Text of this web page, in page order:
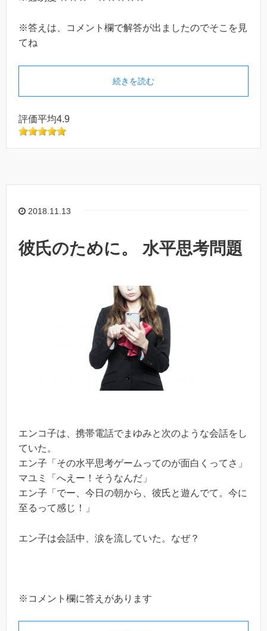
※答えは、コメント欄で解答が出ましたのでそこを見
てね
続きを読む
評価平均4.9
2018.11.13
彼氏のために。 水平思考問題
エンコ子は、携帯電話でまゆみと次のような会話をし
ていた。
エン子「その水平思考ゲームってのが面白くってさ」
マユミ「へえー！そうなんだ」
エン子「でー、今日の朝から、彼氏と遊んでて。今に
至るって感じ！」
エン子は会話中、涙を流していた。なぜ？
※コメント欄に答えがあります